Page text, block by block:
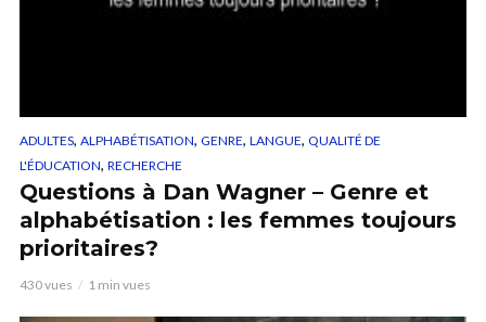
ADULTES, ALPHABÉTISATION, GENRE, LANGUE, QUALITÉ DE
L'ÉDUCATION, RECHERCHE
Questions à Dan Wagner – Genre et
alphabétisation : les femmes toujours
prioritaires?
430 vues 1 min vues